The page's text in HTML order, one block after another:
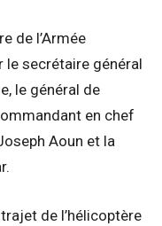
de l’Armée
le secrétaire général
le général de
en chef
Aoun et la
de l’hélicoptère